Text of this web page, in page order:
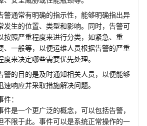
警通常有明确的指示性，能够明确指出异
发生的位置、类型和影响。同时，告警可
按照严重程度来进行分类，如紧急、重
、一般等，以便运维人员根据告警的严重
度来决定哪些需要优先处理。
警的目的是及时通知相关人员，以便能够
速响应并采取措施解决问题。
件：
件是一个更广泛的概念，可以包括告警，
不限于此。事件可以是系统正常操作的一